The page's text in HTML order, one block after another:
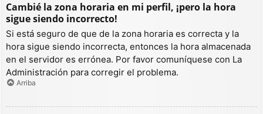
Cambié la zona horaria en mi perfil, ¡pero la hora
sigue siendo incorrecto!
Si está seguro de que de la zona horaria es correcta y la
hora sigue siendo incorrecta, entonces la hora almacenada
en el servidor es errónea. Por favor comuníquese con La
Administración para corregir el problema.
Arriba